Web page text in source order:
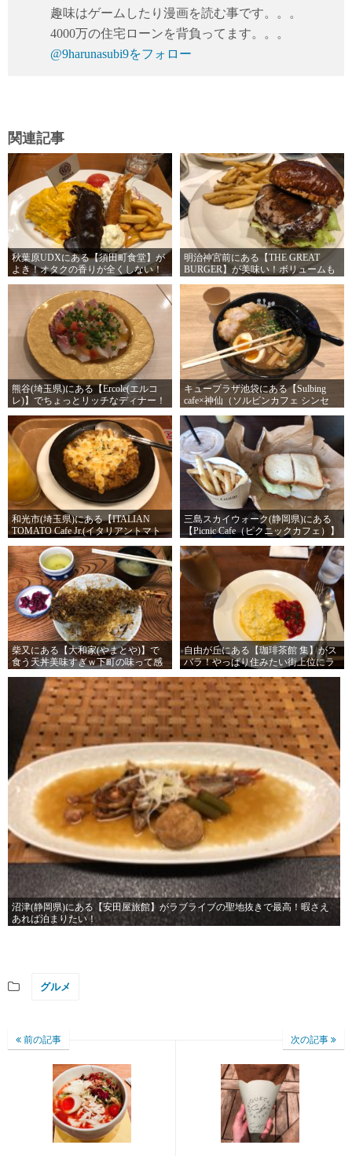
趣味はゲームしたり漫画を読む事です。。。
4000万の住宅ローンを背負ってます。。。
@9harunasubi9をフォロー
関連記事
秋葉原UDXにある【須田町食堂】が
よき！オタクの香りが全くしない！
明治神宮前にある【THE GREAT
BURGER】が美味い！ボリュームも
熊谷(埼玉県)にある【Ercole(エルコ
レ)】でちょっとリッチなディナー！
キュープラザ池袋にある【Sulbing
cafe×神仙（ソルビンカフェ シンセ
食ってけ！
和光市(埼玉県)にある【ITALIAN
TOMATO Cafe Jr.(イタリアントマト
の店と違って時間制限ないしね！
三島スカイウォーク(静岡県)にある
【Picnic Cafe（ピクニックカフェ）】
てしまう！それも営業戦略の一部な
のか！？
柴又にある【大和家(やまとや)】で
食う天丼美味すぎｗ下町の味って感
自由が丘にある【珈琲茶館 集】がス
バラ！やっぱり住みたい街上位にラ
ですね！
沼津(静岡県)にある【安田屋旅館】がラブライブの聖地抜きで最高！暇さえ
あれば泊まりたい！
グルメ
前の記事 次の記事